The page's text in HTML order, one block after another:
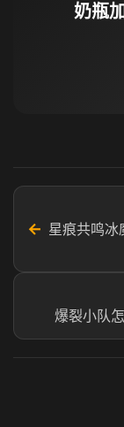
奶瓶
← 星痕共鸣冰
爆裂小队